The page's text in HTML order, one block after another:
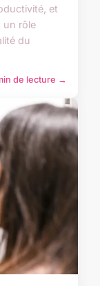
et
un rôle
du
de lecture →